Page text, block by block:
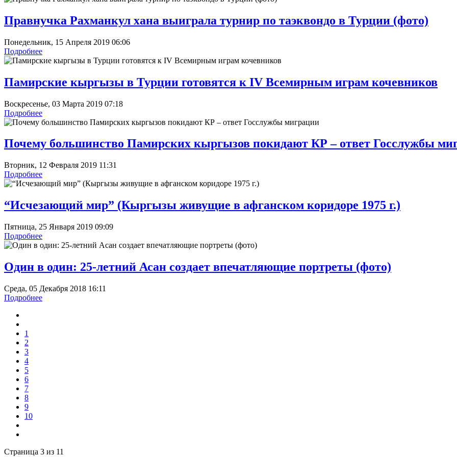
Правнучка Рахманкул хана выиграла турнир по таэквондо в Турции (фото)
Понедельник, 15 Апреля 2019 06:06
Подробнее
Памирские кыргызы в Турции готовятся к IV Всемирным играм кочевников
Воскресенье, 03 Марта 2019 07:18
Подробнее
Почему большинство Памирских кыргызов покидают КР – ответ Госслужбы
Вторник, 12 Февраля 2019 11:31
Подробнее
“Исчезающий мир” (Кыргызы живущие в афганском коридоре 1975 г.)
Пятница, 25 Января 2019 09:09
Подробнее
Один в один: 25-летний Асан создает впечатляющие портреты (фото)
Среда, 05 Декабря 2018 16:11
Подробнее
1
2
3
4
5
6
7
8
9
10
Страница 3 из 11